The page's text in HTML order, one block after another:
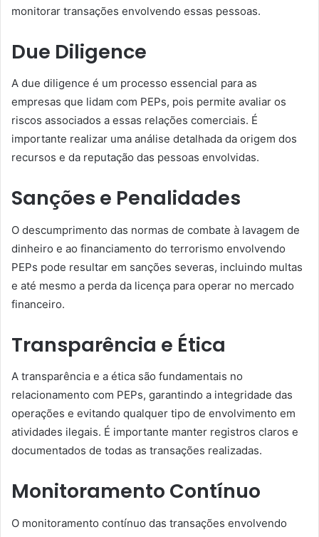
monitorar transações envolvendo essas pessoas.
Due Diligence
A due diligence é um processo essencial para as
empresas que lidam com PEPs, pois permite avaliar os
riscos associados a essas relações comerciais. É
importante realizar uma análise detalhada da origem dos
recursos e da reputação das pessoas envolvidas.
Sanções e Penalidades
O descumprimento das normas de combate à lavagem de
dinheiro e ao financiamento do terrorismo envolvendo
PEPs pode resultar em sanções severas, incluindo multas
e até mesmo a perda da licença para operar no mercado
financeiro.
Transparência e Ética
A transparência e a ética são fundamentais no
relacionamento com PEPs, garantindo a integridade das
operações e evitando qualquer tipo de envolvimento em
atividades ilegais. É importante manter registros claros e
documentados de todas as transações realizadas.
Monitoramento Contínuo
O monitoramento contínuo das transações envolvendo